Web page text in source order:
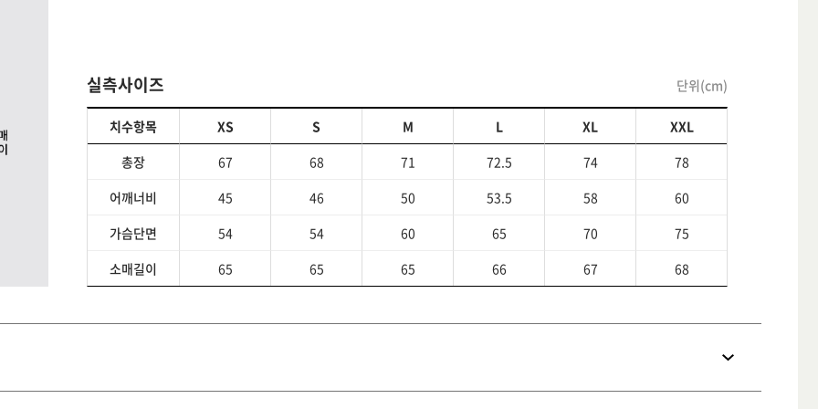
실측사이즈 단위(cm)
치수항목 XS S M L XL
XXL
총장
67 68 71 72.5 74
78
어깨너비
45 46 50 53.5 58
60
가슴단면
54 54 60 65 70
75
소매길이
65 65 65 66 67 68